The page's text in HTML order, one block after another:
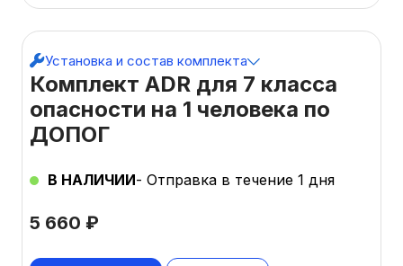
Комплект ADR для 7 класса
опасности на 1 человека по
ДОПОГ
5 660 ₽
В НАЛИЧИИ- Отправка в течение 1 дня
Установка и состав комплекта